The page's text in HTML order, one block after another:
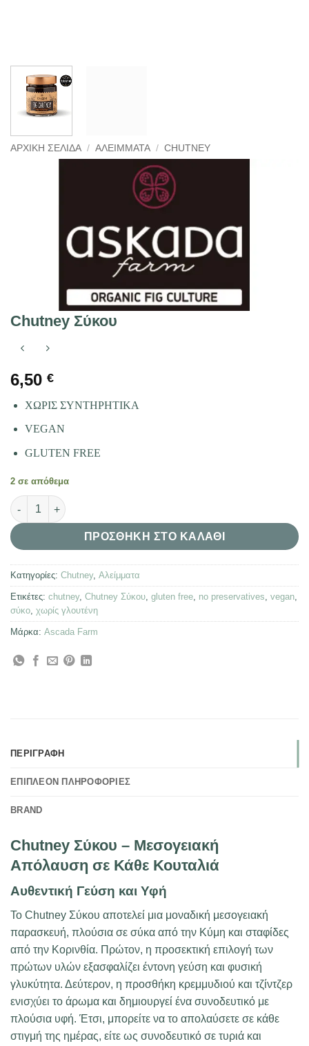
ΑΡΧΙΚΉ ΣΕΛΊΔΑ / ΑΛΕΊΜΜΑΤΑ / CHUTNEY
Chutney Σύκου
6,50 €
ΧΩΡΙΣ ΣΥΝΤΗΡΗΤΙΚΑ
VEGAN
GLUTEN FREE
2 σε απόθεμα
Chutney Σύκου ποσότητα
ΠΡΟΣΘΉΚΗ ΣΤΟ ΚΑΛΆΘΙ
Κατηγορίες: Chutney, Αλείμματα
Ετικέτες: chutney, Chutney Σύκου, gluten free, no preservatives, vegan,
σύκο, χωρίς γλουτένη
Μάρκα: Ascada Farm
ΠΕΡΙΓΡΑΦΉ
ΕΠΙΠΛΈΟΝ ΠΛΗΡΟΦΟΡΊΕΣ
BRAND
Chutney Σύκου – Μεσογειακή
Απόλαυση σε Κάθε Κουταλιά
Αυθεντική Γεύση και Υφή
Το Chutney Σύκου αποτελεί μια μοναδική μεσογειακή
παρασκευή, πλούσια σε σύκα από την Κύμη και σταφίδες
από την Κορινθία. Πρώτον, η προσεκτική επιλογή των
πρώτων υλών εξασφαλίζει έντονη γεύση και φυσική
γλυκύτητα. Δεύτερον, η προσθήκη κρεμμυδιού και τζίντζερ
ενισχύει το άρωμα και δημιουργεί ένα συνοδευτικό με
πλούσια υφή. Έτσι, μπορείτε να το απολαύσετε σε κάθε
στιγμή της ημέρας, είτε ως συνοδευτικό σε τυριά και